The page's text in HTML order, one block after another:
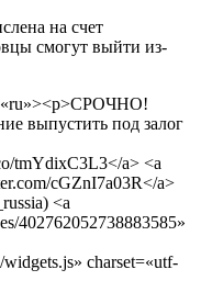
на счет
смогут выйти из-
выпустить под залог
tmYdixC3L3</a> <a
cGZnI7a03R</a>
<a
402762052738883585»
charset=«utf-